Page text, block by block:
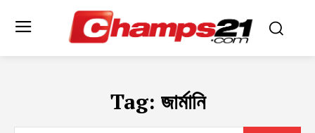
Tag: জার্মানি